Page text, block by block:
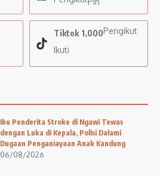
Tiktok 1,000Pengikut
Ikuti
Ibu Penderita Stroke di Ngawi Tewas
dengan Luka di Kepala, Polisi Dalami
Dugaan Penganiayaan Anak Kandung
06/08/2026